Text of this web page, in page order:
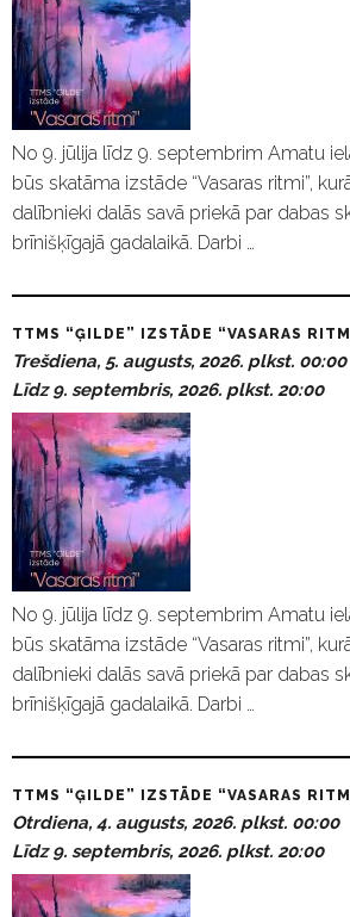
No 9. jūlija līdz 9. septembrim Amatu
būs skatāma izstāde “Vasaras ritmi”, kurā
dalībnieki dalās savā priekā par dabas
brīnišķīgajā gadalaikā. Darbi …
TTMS “ĢILDE” IZSTĀDE “VASARAS
Trešdiena, 5. augusts, 2026. plkst. 00:00
Līdz 9. septembris, 2026. plkst. 20:00
No 9. jūlija līdz 9. septembrim Amatu
būs skatāma izstāde “Vasaras ritmi”, kurā
dalībnieki dalās savā priekā par dabas
brīnišķīgajā gadalaikā. Darbi …
TTMS “ĢILDE” IZSTĀDE “VASARAS
Otrdiena, 4. augusts, 2026. plkst. 00:00
Līdz 9. septembris, 2026. plkst. 20:00